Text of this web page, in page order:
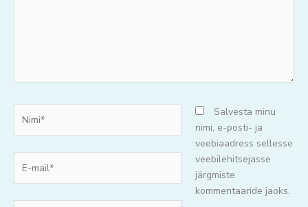
mail*
Salvesta minu
nimi, e-posti- ja
veebiaadress sellesse
veebilehitsejasse
järgmiste
kommentaaride jaoks.